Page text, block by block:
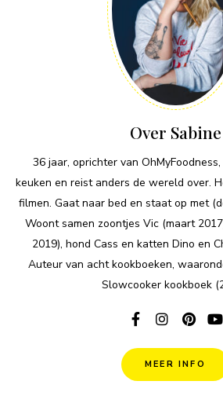
Over Sabine
36 jaar, oprichter van
keuken en reist anders de wereld over.
filmen. Gaat naar bed en staat op met
Woont samen zoontjes Vic (maart
2019), hond Cass en katten Dino en
Auteur van acht kookboeken,
Slowcooker kookboek
MEER INFO